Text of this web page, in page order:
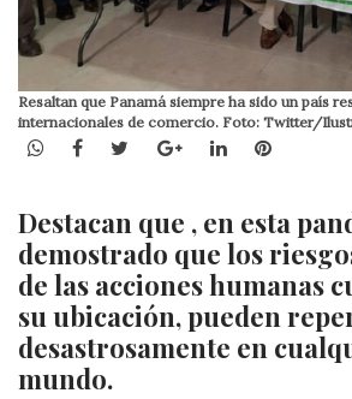
Resaltan que Panamá siempre ha sido un país
internacionales de comercio. Foto: Twitter/
WhatsApp
Facebook
TwitterGoogle+LinkedInPinterest
Destacan que , en esta
demostrado que los
de las acciones humanas
su ubicación, pueden
desastrosamente en
mundo.